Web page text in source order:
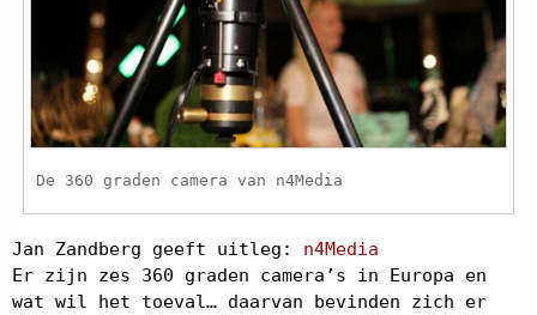
De 360 graden camera van n4Media
Jan Zandberg geeft uitleg: n4Media
Er zijn zes 360 graden camera’s in Europa en
wat wil het toeval… daarvan bevinden zich er